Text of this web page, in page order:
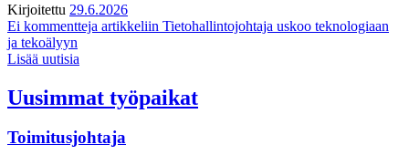
Kirjoitettu 29.6.2026
Ei kommentteja artikkeliin Tietohallintojohtaja uskoo teknologiaan
ja tekoälyyn
Lisää uutisia
Uusimmat työpaikat
Toimitusjohtaja